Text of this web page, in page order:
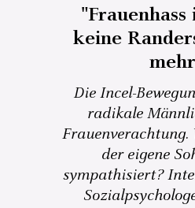
keine
Die Incel-
radikale
Frauenverachtung.
der eigene
sympathisiert?